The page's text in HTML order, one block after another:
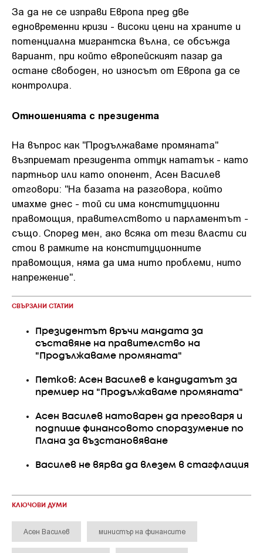
За да не се изправи Европа пред две
едновременни кризи - високи цени на храните и
потенциална мигрантска вълна, се обсъжда
вариант, при който европейският пазар да
остане свободен, но износът от Европа да се
контролира.
Отношенията с президента
На въпрос как "Продължаваме промяната"
възприемат президента оттук нататък - като
партньор или като опонент, Асен Василев
отговори: "На базата на разговора, който
имахме днес - той си има конституционни
правомощия, правителството и парламентът -
също. Според мен, ако всяка от тези власти си
стои в рамките на конституционните
правомощия, няма да има нито проблеми, нито
напрежение".
СВЪРЗАНИ СТАТИИ
Президентът връчи мандата за
съставяне на правителство на
"Продължаваме промяната"
Петков: Асен Василев е кандидатът за
премиер на "Продължаваме промяната"
Асен Василев натоварен да преговаря и
подпише финансовото споразумение по
Плана за възстановяване
Василев не вярва да влезем в стагфлация
КЛЮЧОВИ ДУМИ
Асен Василев министър на финансите